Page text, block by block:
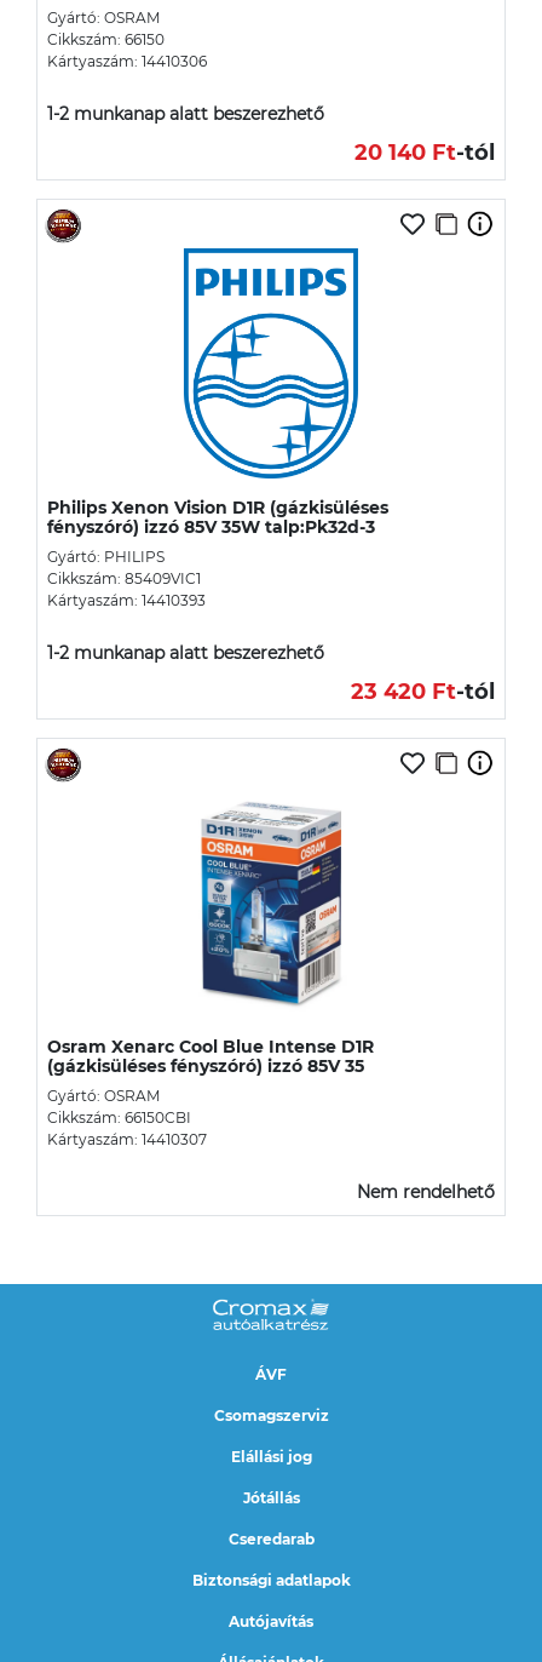
Gyártó: OSRAM
Cikkszám: 66150
Kártyaszám: 14410306
1-2 munkanap alatt beszerezhető
20 140 Ft-tól
Philips Xenon Vision D1R (gázkisüléses
fényszóró) izzó 85V 35W talp:Pk32d-3
Gyártó: PHILIPS
Cikkszám: 85409VIC1
Kártyaszám: 14410393
1-2 munkanap alatt beszerezhető
23 420 Ft-tól
Osram Xenarc Cool Blue Intense D1R
(gázkisüléses fényszóró) izzó 85V 35
Gyártó: OSRAM
Cikkszám: 66150CBI
Kártyaszám: 14410307
Nem rendelhető
ÁVF
Csomagszerviz
Elállási jog
Jótállás
Cseredarab
Biztonsági adatlapok
Autójavítás